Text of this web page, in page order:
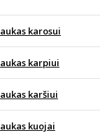
karosui
karpiui
karšiui
kuojai